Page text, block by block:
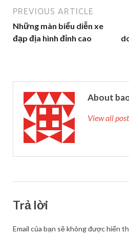
PREVIOUS ARTICLE
Những màn biểu diễn xe
đạp địa hình đỉnh cao
About
View all
Trả lời
Email của bạn sẽ không được hiển